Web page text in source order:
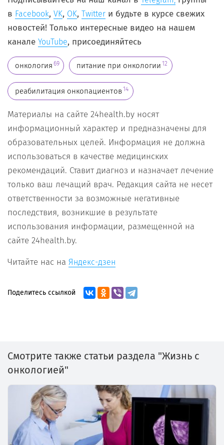
в Facebook, VK, OK, Twitter и будьте в курсе свежих
новостей! Только интересные видео на нашем
канале YouTube, присоединяйтесь
онкология 69 питание при онкологии 12
реабилитация онкопациентов14
Материалы на сайте 24health.by носят
информационный характер и предназначены для
образовательных целей. Информация не должна
использоваться в качестве медицинских
рекомендаций. Ставит диагноз и назначает лечение
только ваш лечащий врач. Редакция сайта не несет
ответственности за возможные негативные
последствия, возникшие в результате
использования информации, размещенной на
сайте 24health.by.
Читайте нас на Яндекс-дзен
Поделитесь ссылкой
Смотрите также статьи раздела "Жизнь с
онкологией"